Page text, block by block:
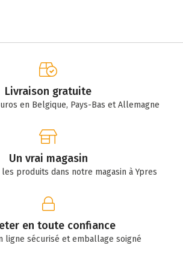
Livraison gratuite
en Belgique, Pays-Bas et Allemagne
Un vrai magasin
produits dans notre magasin à Ypres
en toute confiance
ligne sécurisé et emballage soigné